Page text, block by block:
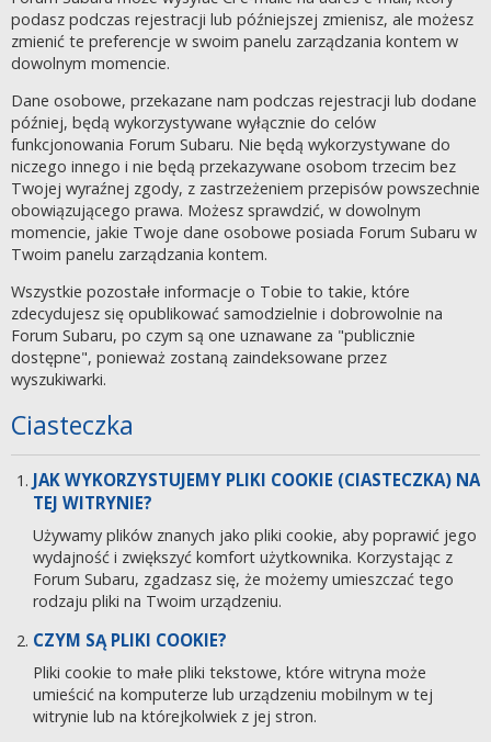
podasz podczas rejestracji lub późniejszej zmienisz, ale możesz
zmienić te preferencje w swoim panelu zarządzania kontem w
dowolnym momencie.
Dane osobowe, przekazane nam podczas rejestracji lub dodane
później, będą wykorzystywane wyłącznie do celów
funkcjonowania Forum Subaru. Nie będą wykorzystywane do
niczego innego i nie będą przekazywane osobom trzecim bez
Twojej wyraźnej zgody, z zastrzeżeniem przepisów powszechnie
obowiązującego prawa. Możesz sprawdzić, w dowolnym
momencie, jakie Twoje dane osobowe posiada Forum Subaru w
Twoim panelu zarządzania kontem.
Wszystkie pozostałe informacje o Tobie to takie, które
zdecydujesz się opublikować samodzielnie i dobrowolnie na
Forum Subaru, po czym są one uznawane za "publicznie
dostępne", ponieważ zostaną zaindeksowane przez
wyszukiwarki.
Ciasteczka
JAK WYKORZYSTUJEMY PLIKI COOKIE (CIASTECZKA) NA
TEJ WITRYNIE?
Używamy plików znanych jako pliki cookie, aby poprawić jego
wydajność i zwiększyć komfort użytkownika. Korzystając z
Forum Subaru, zgadzasz się, że możemy umieszczać tego
rodzaju pliki na Twoim urządzeniu.
CZYM SĄ PLIKI COOKIE?
Pliki cookie to małe pliki tekstowe, które witryna może
umieścić na komputerze lub urządzeniu mobilnym w tej
witrynie lub na którejkolwiek z jej stron.